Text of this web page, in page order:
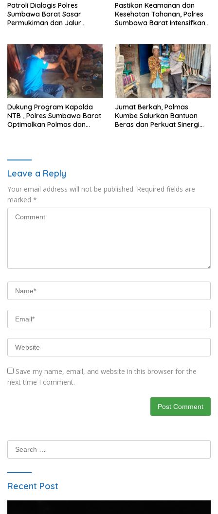
Patroli Dialogis Polres
Sumbawa Barat Sasar
Permukiman dan Jalur
Pastikan Keamanan dan
Kesehatan Tahanan, Polres
Sumbawa Barat Intensifkan
Dukung Program Kapolda
NTB , Polres Sumbawa Barat
Optimalkan Polmas dan
Jumat Berkah, Polmas
Kumbe Salurkan Bantuan
Beras dan Perkuat Sinergi
Leave a Reply
Your email address will not be published. Required fields are
marked *
Save my name, email, and website in this browser for the
next time I comment.
Search
for:
Recent Post